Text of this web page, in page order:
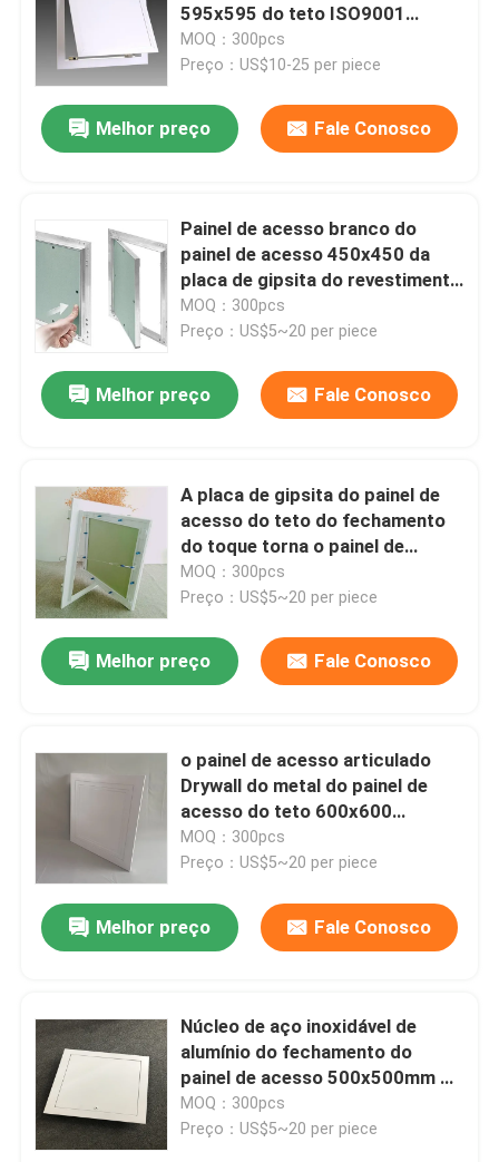
595x595 do teto ISO9001
revestiu
MOQ：300pcs
Preço：US$10-25 per piece
Melhor preço Fale Conosco
Painel de acesso branco do
painel de acesso 450x450 da
placa de gipsita do revestimento
do pó
MOQ：300pcs
Preço：US$5~20 per piece
Melhor preço Fale Conosco
A placa de gipsita do painel de
acesso do teto do fechamento
do toque torna o painel de
acesso do metal 300x300
MOQ：300pcs
Preço：US$5~20 per piece
Melhor preço Fale Conosco
o painel de acesso articulado
Drywall do metal do painel de
acesso do teto 600x600
suspendeu a gota
MOQ：300pcs
Preço：US$5~20 per piece
Melhor preço Fale Conosco
Núcleo de aço inoxidável de
alumínio do fechamento do
painel de acesso 500x500mm do
teto
MOQ：300pcs
Preço：US$5~20 per piece